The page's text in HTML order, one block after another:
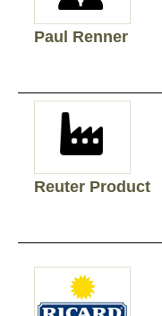
Paul Renner
Reuter Product